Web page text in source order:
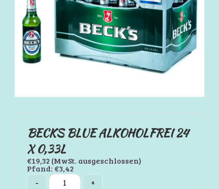
BECKS BLUE ALKOHOLFREI 24
X 0,33L
€19,32 (MwSt. ausgeschlossen)
Pfand:€3,42
Quantity
- +